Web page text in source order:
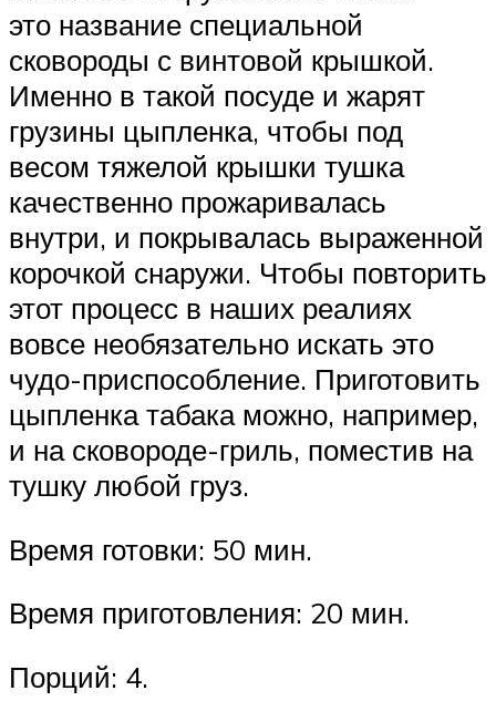
это название специальной
сковороды с винтовой крышкой.
Именно в такой посуде и жарят
грузины цыпленка, чтобы под
весом тяжелой крышки тушка
качественно прожаривалась
внутри, и покрывалась выраженной
корочкой снаружи. Чтобы повторить
этот процесс в наших реалиях
вовсе необязательно искать это
чудо-приспособление. Приготовить
цыпленка табака можно, например,
и на сковороде-гриль, поместив на
тушку любой груз.
Время готовки: 50 мин.
Время приготовления: 20 мин.
Порций: 4.